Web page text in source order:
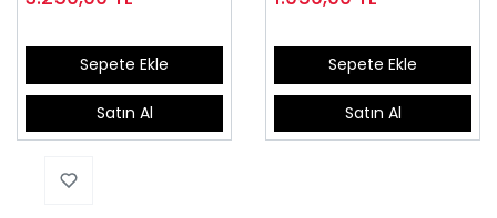
Sepete Ekle
Satın Al
Sepete Ekle
Satın Al